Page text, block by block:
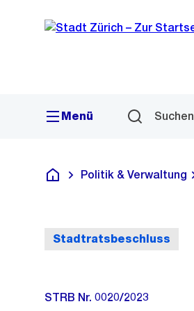
Navigation
Sprunglink
Menü Suchen
Deutsch
Politik & Verwaltung
Stadtratsbeschluss
STRB Nr. 0020/2023